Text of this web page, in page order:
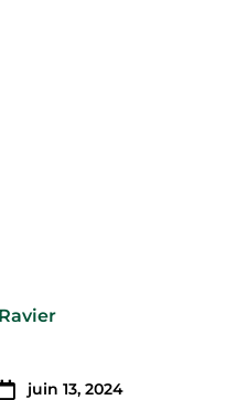
juin 13, 2024